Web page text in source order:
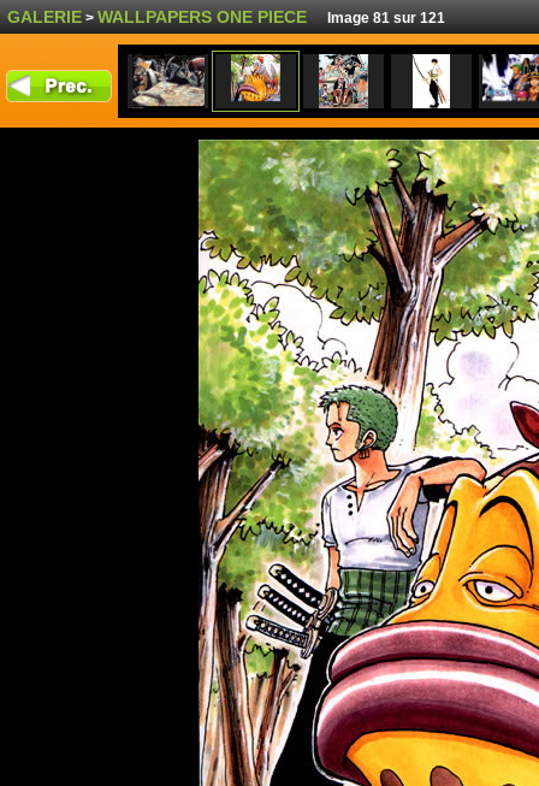
GALERIE > WALLPAPERS ONE PIECE Image 81 sur 121